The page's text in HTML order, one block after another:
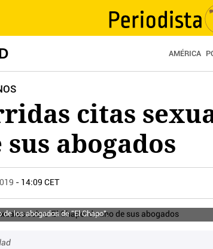
AMÉRICA
citas
abogados
- 14:09 CET
los abogados de "El Chapo".